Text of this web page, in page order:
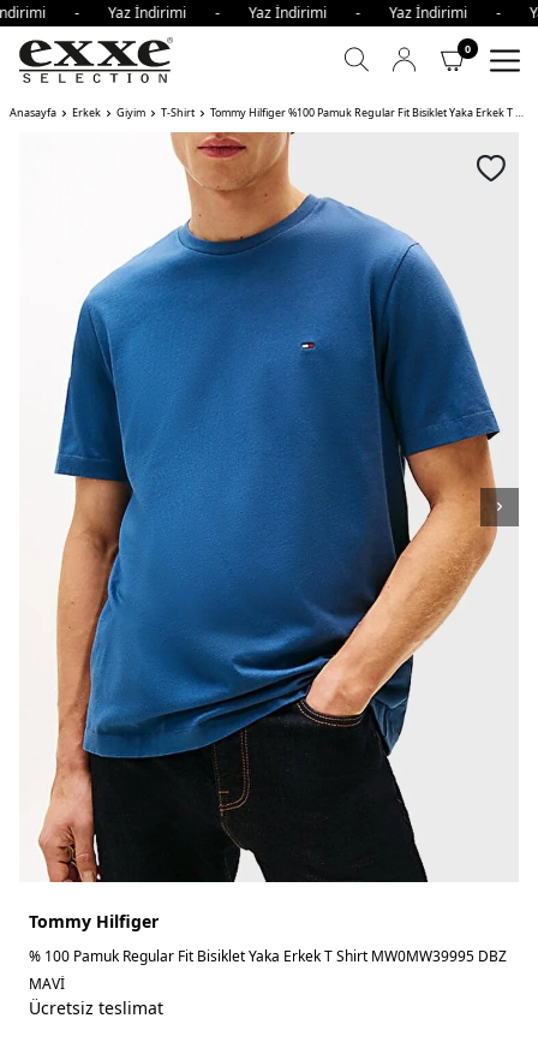
- Yaz İndirimi - Yaz İndirimi - Yaz İndirimi
0
Anasayfa Erkek Giyim T-Shirt Tommy Hilfiger %100 Pamuk Regular Fit Bisiklet Yaka Erkek T Shirt DBZ
Tommy Hilfiger
% 100 Pamuk Regular Fit Bisiklet Yaka Erkek T Shirt MW0MW39995 DBZ
MAVİ
Ücretsiz teslimat